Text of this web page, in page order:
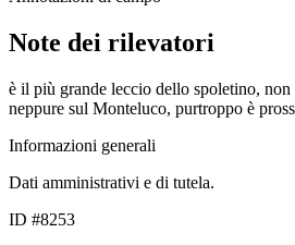
Note dei rilevatori
è il più grande leccio dello spoletino, non
neppure sul Monteluco, purtroppo è
Informazioni generali
Dati amministrativi e di tutela.
ID #8253